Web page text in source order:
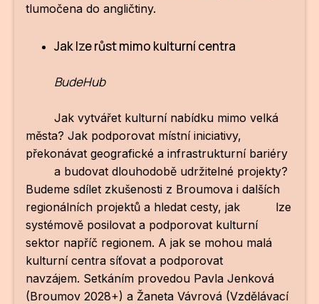
tlumočena do angličtiny.
Jak lze růst mimo kulturní centra
BudeHub
Jak vytvářet kulturní nabídku mimo velká
města? Jak podporovat místní iniciativy,
překonávat geografické a infrastrukturní bariéry
a budovat dlouhodobě udržitelné projekty?
Budeme sdílet zkušenosti z Broumova i dalších
regionálních projektů a hledat cesty, jak lze
systémově posilovat a podporovat kulturní
sektor napříč regionem. A jak se mohou malá
kulturní centra síťovat a podporovat
navzájem. Setkáním provedou Pavla Jenková
(Broumov 2028+) a Žaneta Vávrová (Vzdělávací